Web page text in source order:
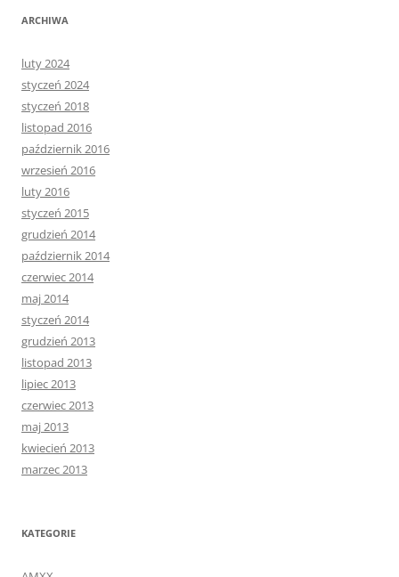
ARCHIWA
luty 2024
styczeń 2024
styczeń 2018
listopad 2016
październik 2016
wrzesień 2016
luty 2016
styczeń 2015
grudzień 2014
październik 2014
czerwiec 2014
maj 2014
styczeń 2014
grudzień 2013
listopad 2013
lipiec 2013
czerwiec 2013
maj 2013
kwiecień 2013
marzec 2013
KATEGORIE